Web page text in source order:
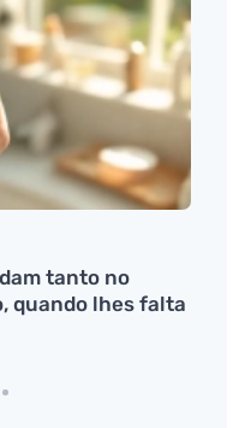
tanto no
quando lhes falta